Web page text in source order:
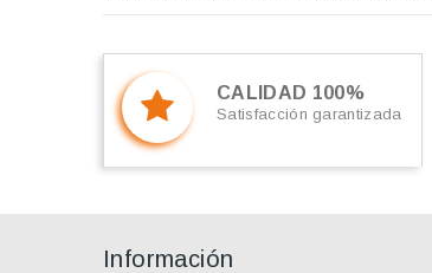
CALIDAD 100%
Satisfacción garantizada
Información